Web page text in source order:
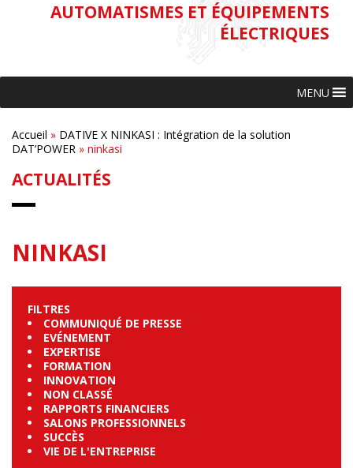
AUTOMATISMES ET ÉQUIPEMENTS
ÉLECTRIQUES
MENU
Accueil » DATIVE X NINKASI : Intégration de la solution
DAT’POWER » ninkasi
ACTUALITÉS
NINKASI
FILTRES
COMMUNIQUÉ DE PRESSE
EVÉNEMENT
EXPERTISE
FORMATION
INNOVATION
NON CLASSÉ
RAPPORTS FINANCIERS
SALONS PROFESSIONNELS
SUCCÈS
VIE DE L'ENTREPRISE